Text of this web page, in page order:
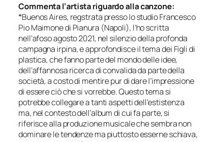
Commenta l’artista riguardo alla canzone:
“Buenos Aires, regstrata presso lo studioFrancesco
Pio Maimonedi Pianura (Napoli), l’ho scritta
nell’afoso agosto 2021, nel silenzio della profonda
campagna irpina, e approfondisce il tema dei Figli di
plastica, che fanno parte del mondo delle idee,
dell’affannosa ricerca di convalida da parte della
società, a costo di mentire pur di dare l’impressione
di essere ciò che si vorrebbe. Questo tema si
potrebbe collegare a tanti aspetti dell’estistenza
ma, nel contesto dell’album di cui fa parte, si
riferisce alla produzione musicale che sembra non
dominare le tendenze ma piuttosto esserne schiava,